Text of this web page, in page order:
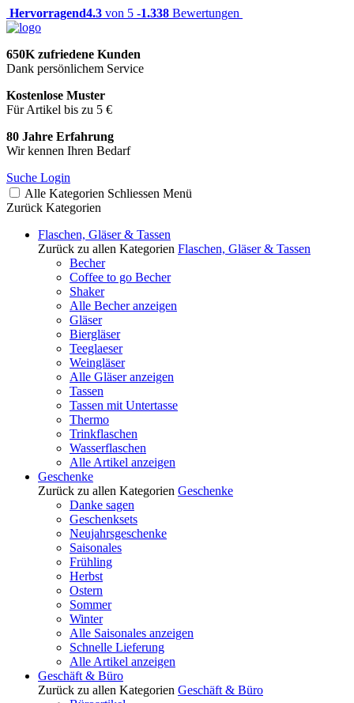
Hervorragend4.3 von 5 -1.338 Bewertungen
650K zufriedene Kunden
Dank persönlichem Service
Kostenlose Muster
Für Artikel bis zu 5 €
80 Jahre Erfahrung
Wir kennen Ihren Bedarf
Suche Login
Alle Kategorien Schliessen Menü
Zurück Kategorien
Flaschen, Gläser & Tassen
Zurück zu allen Kategorien Flaschen, Gläser & Tassen
Becher
Coffee to go Becher
Shaker
Alle Becher anzeigen
Gläser
Biergläser
Teeglaeser
Weingläser
Alle Gläser anzeigen
Tassen
Tassen mit Untertasse
Thermo
Trinkflaschen
Wasserflaschen
Alle Artikel anzeigen
Geschenke
Zurück zu allen Kategorien Geschenke
Danke sagen
Geschenksets
Neujahrsgeschenke
Saisonales
Frühling
Herbst
Ostern
Sommer
Winter
Alle Saisonales anzeigen
Schnelle Lieferung
Alle Artikel anzeigen
Geschäft & Büro
Zurück zu allen Kategorien Geschäft & Büro